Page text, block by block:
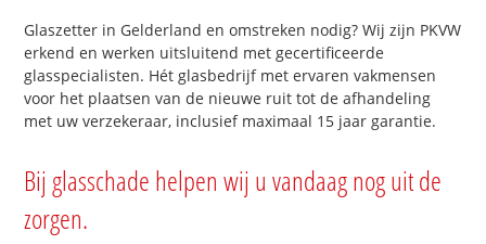
Glaszetter in Gelderland en omstreken nodig? Wij zijn PKVW
erkend en werken uitsluitend met gecertificeerde
glasspecialisten. Hét glasbedrijf met ervaren vakmensen
voor het plaatsen van de nieuwe ruit tot de afhandeling
met uw verzekeraar, inclusief maximaal 15 jaar garantie.
Bij glasschade helpen wij u vandaag nog uit de
zorgen.